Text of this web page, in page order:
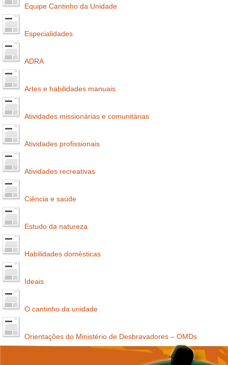
Equipe Cantinho da Unidade
Especialidades
ADRA
Artes e habilidades manuais
Atividades missionárias e comunitárias
Atividades profissionais
Atividades recreativas
Ciência e saúde
Estudo da natureza
Habilidades domésticas
Ideais
O cantinho da unidade
Orientações do Ministério de Desbravadores – OMDs